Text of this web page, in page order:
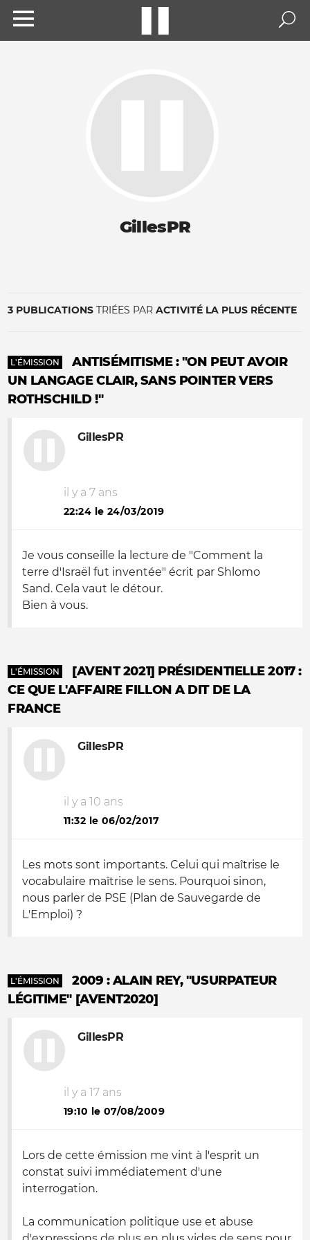
GillesPR
3 PUBLICATIONS TRIÉES PAR ACTIVITÉ LA PLUS RÉCENTE
L'ÉMISSION
ANTISÉMITISME : "ON PEUT AVOIR
UN LANGAGE CLAIR, SANS POINTER VERS
ROTHSCHILD !"
GillesPR
il y a 7 ans
22:24 le 24/03/2019
Je vous conseille la lecture de "Comment la
terre d'Israël fut inventée" écrit par Shlomo
Sand. Cela vaut le détour.
Bien à vous.
L'ÉMISSION
[AVENT 2021] PRÉSIDENTIELLE 2017 :
CE QUE L'AFFAIRE FILLON A DIT DE LA
FRANCE
GillesPR
il y a 10 ans
11:32 le 06/02/2017
Les mots sont importants. Celui qui maîtrise le
vocabulaire maîtrise le sens. Pourquoi sinon,
nous parler de PSE (Plan de Sauvegarde de
L'Emploi) ?
L'ÉMISSION
2009 : ALAIN REY, "USURPATEUR
LÉGITIME" [AVENT2020]
GillesPR
il y a 17 ans
19:10 le 07/08/2009
Lors de cette émission me vint à l'esprit un
constat suivi immédiatement d'une
interrogation.
La communication politique use et abuse